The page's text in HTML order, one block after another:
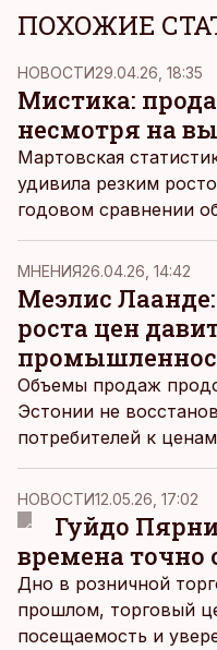
ПОХОЖИЕ
НОВОСТИ29.04.26, 18:35
Мистика:
несмотря на
Мартовская
удивила резким
годовом сравнении
увеличился на 15%,
войны в Иране цены
небес.
MНЕНИЯ26.04.26, 14:42
Меэлис
роста цен
Объемы продаж
Эстонии не
потребителей к
производителей, и
исполнительный
Лаанде. По его
растущие
самообеспеченности
хозяйства, слабый
НОВОСТИ12.05.26, 17:02
Гуйдо
времена точно
Дно в розничной
прошлом, торговый
посещаемость и